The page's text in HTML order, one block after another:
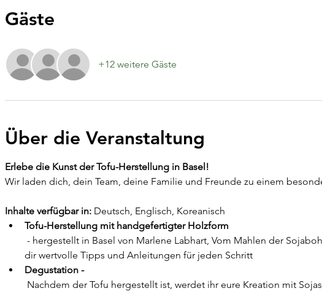
Gäste
+12 weitere Gäste
Über die Veranstaltung
Erlebe die Kunst der Tofu-Herstellung in Basel!
Wir laden dich, dein Team, deine Familie und Freunde zu einem
Inhalte verfügbar in: Deutsch, Englisch, Koreanisch
Tofu-Herstellung mit handgefertigter Holzform
dir wertvolle Tipps und Anleitungen für jeden Schritt
Degustation -